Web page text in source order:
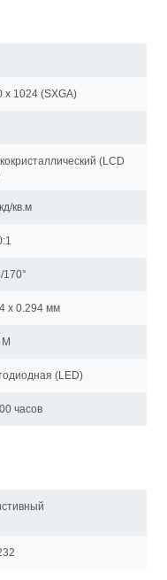
x 1024 (SXGA)
(LCD
кв.м
170°
x 0.294 мм
M
(LED)
часов